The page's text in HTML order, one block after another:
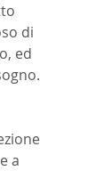
di
ed
a